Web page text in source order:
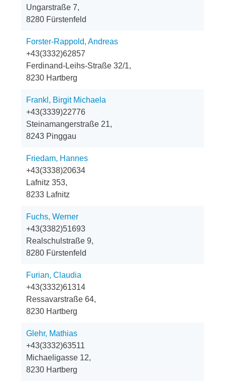
Ungarstraße 7,
8280 Fürstenfeld
Forster-Rappold, Andreas
+43(3332)62857
Ferdinand-Leihs-Straße 32/1,
8230 Hartberg
Frankl, Birgit Michaela
+43(3339)22776
Steinamangerstraße 21,
8243 Pinggau
Friedam, Hannes
+43(3338)20634
Lafnitz 353,
8233 Lafnitz
Fuchs, Werner
+43(3382)51693
Realschulstraße 9,
8280 Fürstenfeld
Furian, Claudia
+43(3332)61314
Ressavarstraße 64,
8230 Hartberg
Glehr, Mathias
+43(3332)63511
Michaeligasse 12,
8230 Hartberg